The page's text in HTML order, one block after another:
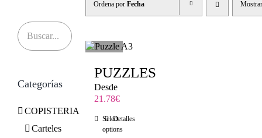
REGALOS PERSONALIZADOS
Contacto
Ordena porFecha
PUZZLES
Desde
21.78€
Select
options
Detalles
Categorías
COPISTERIA
Carteles